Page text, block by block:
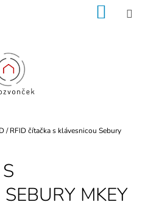
KOŠÍK
/ RFID čítačka s klávesnicou Sebury
MKEY